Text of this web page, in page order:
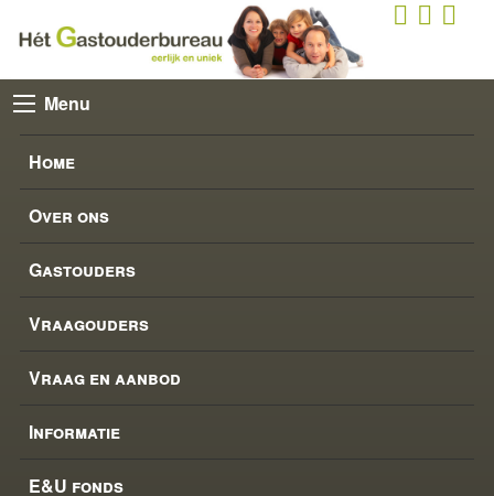
Menu
Home
Over ons
Gastouders
Vraagouders
Vraag en aanbod
Informatie
E&U fonds